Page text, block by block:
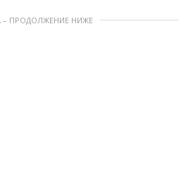
– ПРОДОЛЖЕНИЕ НИЖЕ